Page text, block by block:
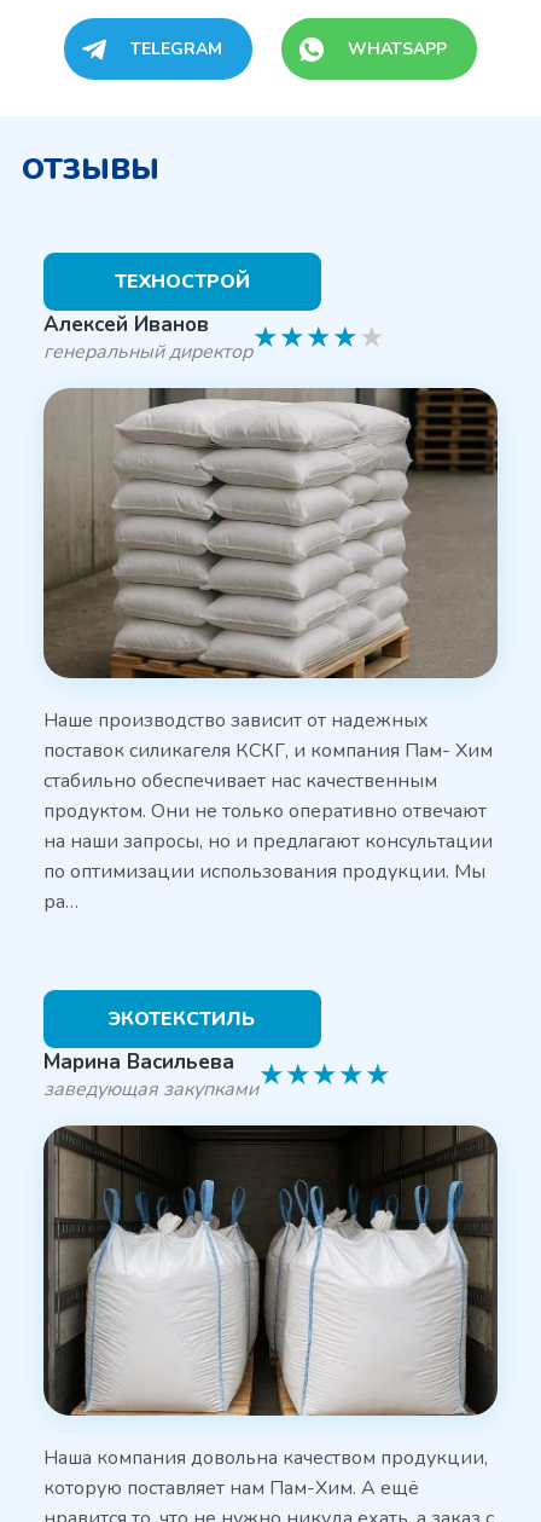
TELEGRAM WHATSAPP
ОТЗЫВЫ
ТЕХНОСТРОЙ
Алексей Иванов
генеральный директор★★★★★
Наше производство зависит от надежных
поставок силикагеля КСКГ, и компания Пам- Хим
стабильно обеспечивает нас качественным
продуктом. Они не только оперативно отвечают
на наши запросы, но и предлагают консультации
по оптимизации использования продукции. Мы
ра…
ЭКОТЕКСТИЛЬ
Марина Васильева
заведующая закупками★★★★★
Наша компания довольна качеством продукции,
которую поставляет нам Пам-Хим. А ещё